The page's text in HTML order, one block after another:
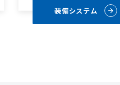
装備システム